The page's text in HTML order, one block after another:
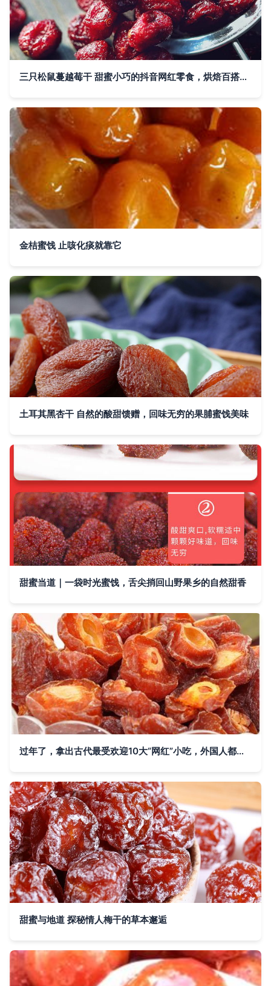
三只松鼠蔓越莓干 甜蜜小巧的抖音网红零食，烘焙百搭原料，解锁冬季舌尖新体验
金桔蜜饯 止咳化痰就靠它
土耳其黑杏干 自然的酸甜馈赠，回味无穷的果脯蜜饯美味
甜蜜当道｜一袋时光蜜饯，舌尖捎回山野果乡的自然甜香
过年了，拿出古代最受欢迎10大“网红”小吃，外国人都竖起大拇指 蜜饯必入
甜蜜与地道 探秘情人梅干的草本邂逅